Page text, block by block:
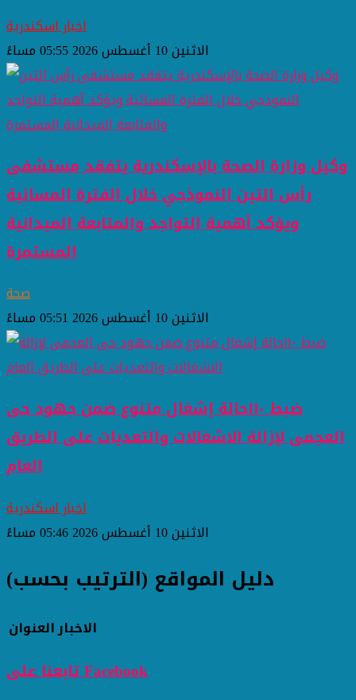
اخبار اسكندرية
الاثنين 10 أغسطس 2026 05:55 مساءً
وكيل وزارة الصحة بالإسكندرية يتفقد مستشفى
رأس التين النموذجي خلال الفترة المسائية
ويؤكد أهمية التواجد والمتابعة الميدانية
المستمرة
صحة
الاثنين 10 أغسطس 2026 05:51 مساءً
ضبط ١١٠حالة إشغال متنوع ضمن جهود حى
العجمى لإزالة الاشغالات والتعديات على الطريق
العام
اخبار اسكندرية
الاثنين 10 أغسطس 2026 05:46 مساءً
دليل المواقع (الترتيب بحسب)
العنوانالاخبار
تابعنا على Facebook